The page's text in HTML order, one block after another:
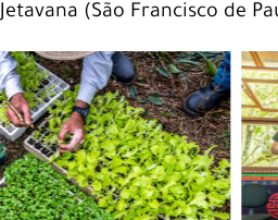
Jetavana (São Francisco de